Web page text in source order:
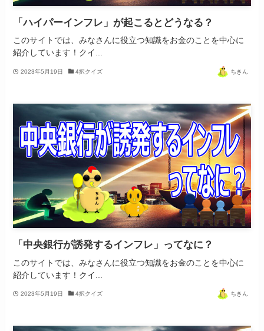
「ハイパーインフレ」が起こるとどうなる？
このサイトでは、みなさんに役立つ知識をお金のことを中心に
紹介しています！クイ...
2023年5月19日 4択クイズ ちきん
「中央銀行が誘発するインフレ」ってなに？
このサイトでは、みなさんに役立つ知識をお金のことを中心に
紹介しています！クイ...
2023年5月19日 4択クイズ ちきん